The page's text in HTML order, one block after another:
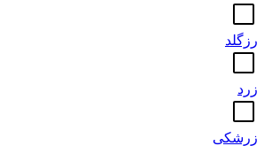
رزگلد
زرد
زرشکی